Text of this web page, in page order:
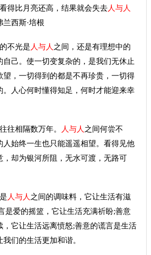
得比月亮还高，结果就会失去人与人
西斯·培根
不光是 人与人 之间，还是有理想中的
自己。使一切变复杂的，是我们无休止
望，一切得到的都是不再珍贵，一切得
。人心何时懂得知足，何时才能迎来幸
往相隔数万年。 人与人 之间何尝不
人始终一生也只能遥遥相望。看得见他
，却为银河所阻，无水可渡，无路可
人与人 之间的调味料，它让生活有滋
是爱的摇篮，它让生活充满祈盼;善意
，它让生活远离愤怒;善意的谎言是生活
们的生活更加和谐。